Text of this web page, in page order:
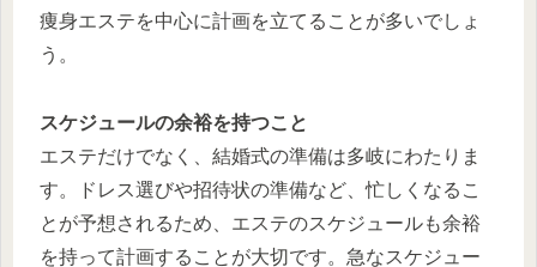
痩身エステを中心に計画を立てることが多いでしょ
う。
スケジュールの余裕を持つこと
エステだけでなく、結婚式の準備は多岐にわたりま
す。ドレス選びや招待状の準備など、忙しくなるこ
とが予想されるため、エステのスケジュールも余裕
を持って計画することが大切です。急なスケジュー